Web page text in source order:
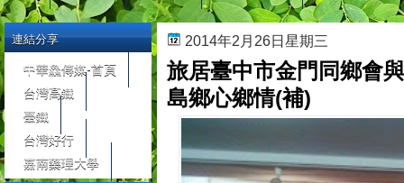
2014年2月26日星期三
旅居臺中市金門同鄉會
島鄉心鄉情(補)
連結分享
中華鱻傳媒-首頁
台灣高鐵
臺鐵
台灣好行
嘉南藥理大學